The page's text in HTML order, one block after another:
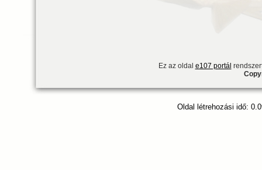
Ez az oldal e107 portál
Oldal létrehozási idő: